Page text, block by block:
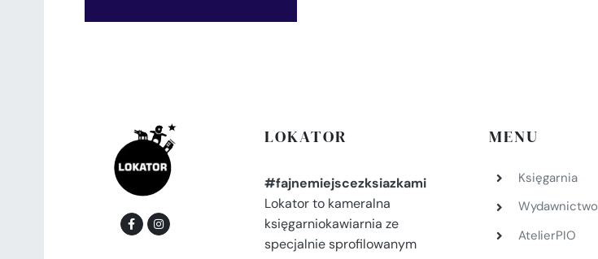
LOKATOR
#fajnemiejscezksiazkami
Lokator to kameralna
księgarniokawiarnia ze
specjalnie sprofilowanym
MENU
Księgarnia
Wydawnictwo
AtelierPIO